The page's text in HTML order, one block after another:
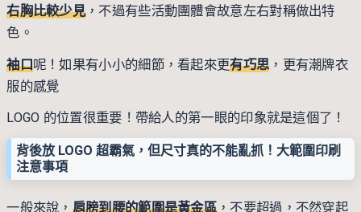
右胸比較少見，不過有些活動團體會故意左右對稱做出特
色。
袖口呢！如果有小小的細節，看起來更有巧思 ，更有潮牌衣
服的感覺
LOGO 的位置很重要！帶給人的第一眼的印象就是這個了！
背後放 LOGO 超霸氣，但尺寸真的不能亂抓！大範圍印刷
注意事項
一般來說， 肩膀到腰的範圍是黃金區 ，不要超過，不然穿起